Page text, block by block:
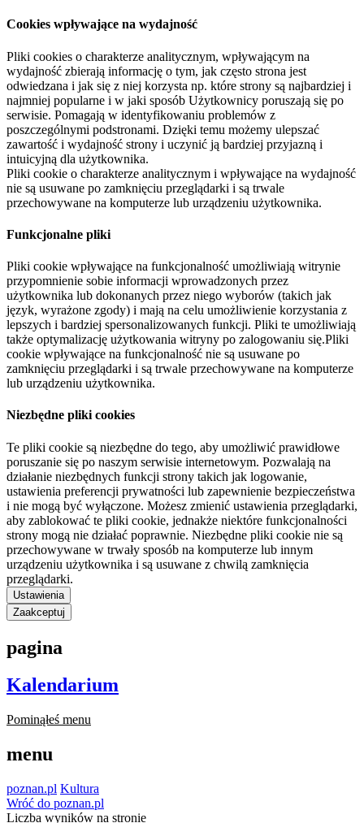
Cookies wpływające na wydajność
Pliki cookies o charakterze analitycznym, wpływającym na
wydajność zbierają informację o tym, jak często strona jest
odwiedzana i jak się z niej korzysta np. które strony są najbardziej i
najmniej popularne i w jaki sposób Użytkownicy poruszają się po
serwisie. Pomagają w identyfikowaniu problemów z
poszczególnymi podstronami. Dzięki temu możemy ulepszać
zawartość i wydajność strony i uczynić ją bardziej przyjazną i
intuicyjną dla użytkownika.
Pliki cookie o charakterze analitycznym i wpływające na wydajność
nie są usuwane po zamknięciu przeglądarki i są trwale
przechowywane na komputerze lub urządzeniu użytkownika.
Funkcjonalne pliki
Pliki cookie wpływające na funkcjonalność umożliwiają witrynie
przypomnienie sobie informacji wprowadzonych przez
użytkownika lub dokonanych przez niego wyborów (takich jak
język, wyrażone zgody) i mają na celu umożliwienie korzystania z
lepszych i bardziej spersonalizowanych funkcji. Pliki te umożliwiają
także optymalizację użytkowania witryny po zalogowaniu się.Pliki
cookie wpływające na funkcjonalność nie są usuwane po
zamknięciu przeglądarki i są trwale przechowywane na komputerze
lub urządzeniu użytkownika.
Niezbędne pliki cookies
Te pliki cookie są niezbędne do tego, aby umożliwić prawidłowe
poruszanie się po naszym serwisie internetowym. Pozwalają na
działanie niezbędnych funkcji strony takich jak logowanie,
ustawienia preferencji prywatności lub zapewnienie bezpieczeństwa
i nie mogą być wyłączone. Możesz zmienić ustawienia przeglądarki,
aby zablokować te pliki cookie, jednakże niektóre funkcjonalności
strony mogą nie działać poprawnie. Niezbędne pliki cookie nie są
przechowywane w trwały sposób na komputerze lub innym
urządzeniu użytkownika i są usuwane z chwilą zamknięcia
przeglądarki.
Ustawienia
Zaakceptuj
pagina
Kalendarium
Pominąłeś menu
menu
poznan.pl Kultura
Wróć do poznan.pl
Liczba wyników na stronie